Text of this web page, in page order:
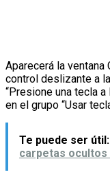
Aparecerá la
control deslizante a
“Presione una tecla
en el grupo “Usar
Te puede ser útil:
carpetas ocultos